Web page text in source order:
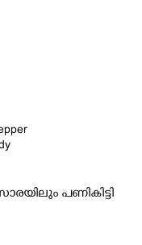
പണികിട്ടി